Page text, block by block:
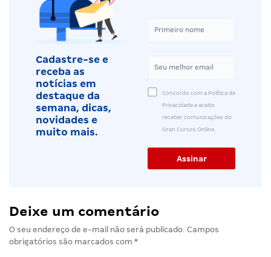
Cadastre-se e
receba as
notícias em
destaque da
semana, dicas,
novidades e
muito mais.
Concordo com a Política de
Privacidade e aceito
receber comunicações do
Gran Cursos Online.
Deixe um comentário
O seu endereço de e-mail não será publicado. Campos
obrigatórios são marcados com *